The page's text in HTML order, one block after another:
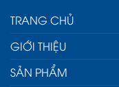
TRANG CHỦ
GIỚI THIỆU
SẢN PHẨM